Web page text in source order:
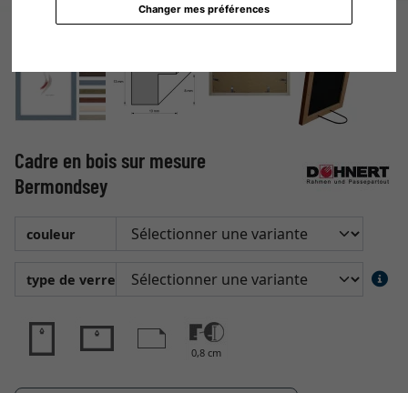
Changer mes préférences
Cadre en bois sur mesure
Bermondsey
couleur
type de verre
0,8 cm